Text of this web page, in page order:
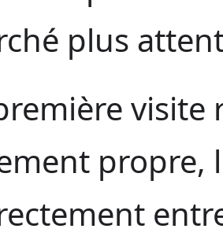
plus
visite
propre,